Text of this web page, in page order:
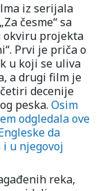
iz serijala
česme“ sa
okviru projekta
Prvi je priča o
u koji se uliva
a drugi film je
decenije
peska. Osim
odgledala ove
da
u njegovoj
reka,